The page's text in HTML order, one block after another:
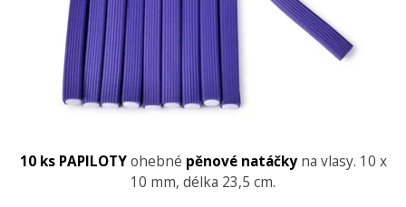
10 ks PAPILOTYohebné pěnové natáčkyna vlasy. 10 x
10 mm, délka 23,5 cm.